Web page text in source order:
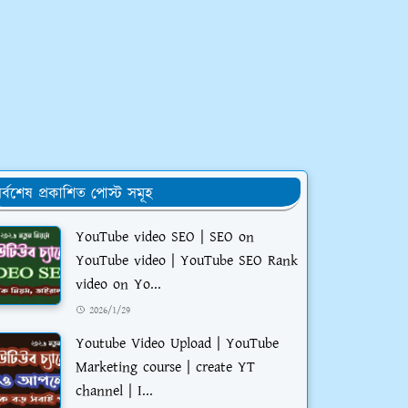
প্রকাশিত পোস্ট সমূহ
YouTube video SEO | SEO on
YouTube video | YouTube SEO Rank
video on Yo...
2026/1/29
Youtube Video Upload | YouTube
Marketing course | create YT
channel | I...